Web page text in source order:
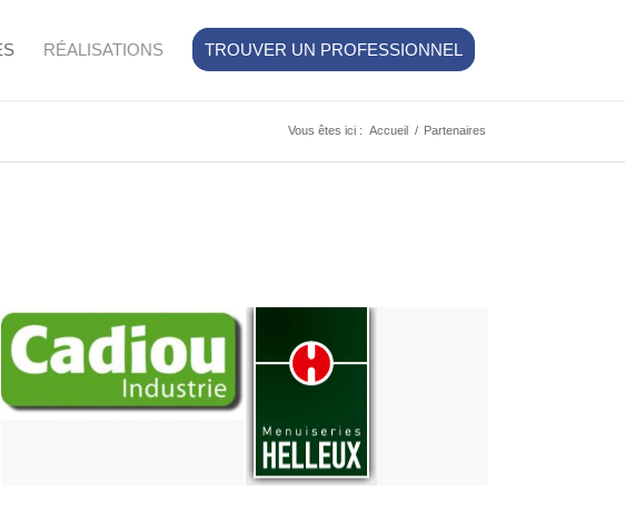
RÉALISATIONS TROUVER UN PROFESSIONNEL
Vous êtes ici : Accueil / Partenaires